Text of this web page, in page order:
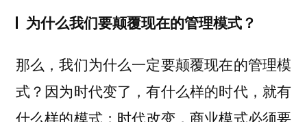
为什么我们要颠覆现在的管理模式？
那么，我们为什么一定要颠覆现在的管理模
式？因为时代变了，有什么样的时代，就有
什么样的模式；时代改变，商业模式必须要